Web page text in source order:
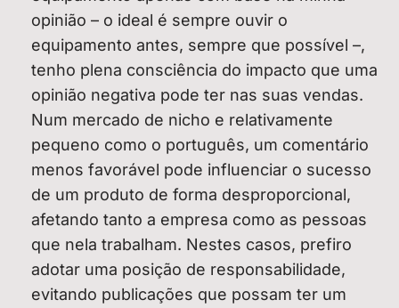
opinião – o ideal é sempre ouvir o
equipamento antes, sempre que possível –,
tenho plena consciência do impacto que uma
opinião negativa pode ter nas suas vendas.
Num mercado de nicho e relativamente
pequeno como o português, um comentário
menos favorável pode influenciar o sucesso
de um produto de forma desproporcional,
afetando tanto a empresa como as pessoas
que nela trabalham. Nestes casos, prefiro
adotar uma posição de responsabilidade,
evitando publicações que possam ter um